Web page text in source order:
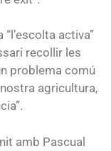
activa”
recollir les
problema comú
agricultura,
amb Pascual